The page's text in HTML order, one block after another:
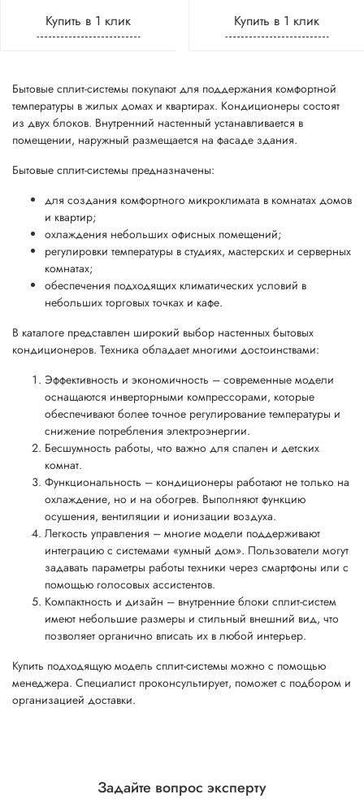
Купить в 1 клик Купить в 1 клик
Бытовые сплит-системы покупают для поддержания комфортной
температуры в жилых домах и квартирах. Кондиционеры состоят
из двух блоков. Внутренний настенный устанавливается в
помещении, наружный размещается на фасаде здания.
Бытовые сплит-системы предназначены:
для создания комфортного микроклимата в комнатах домов
и квартир;
охлаждения небольших офисных помещений;
регулировки температуры в студиях, мастерских и серверных
комнатах;
обеспечения подходящих климатических условий в
небольших торговых точках и кафе.
В каталоге представлен широкий выбор настенных бытовых
кондиционеров. Техника обладает многими достоинствами:
Эффективность и экономичность – современные модели
оснащаются инверторными компрессорами, которые
обеспечивают более точное регулирование температуры и
снижение потребления электроэнергии.
Бесшумность работы, что важно для спален и детских
комнат.
Функциональность – кондиционеры работают не только на
охлаждение, но и на обогрев. Выполняют функцию
осушения, вентиляции и ионизации воздуха.
Легкость управления – многие модели поддерживают
интеграцию с системами «умный дом». Пользователи могут
задавать параметры работы техники через смартфоны или с
помощью голосовых ассистентов.
Компактность и дизайн – внутренние блоки сплит-систем
имеют небольшие размеры и стильный внешний вид, что
позволяет органично вписать их в любой интерьер.
Купить подходящую модель сплит-системы можно с помощью
менеджера. Специалист проконсультирует, поможет с подбором и
организацией доставки.
Задайте вопрос эксперту